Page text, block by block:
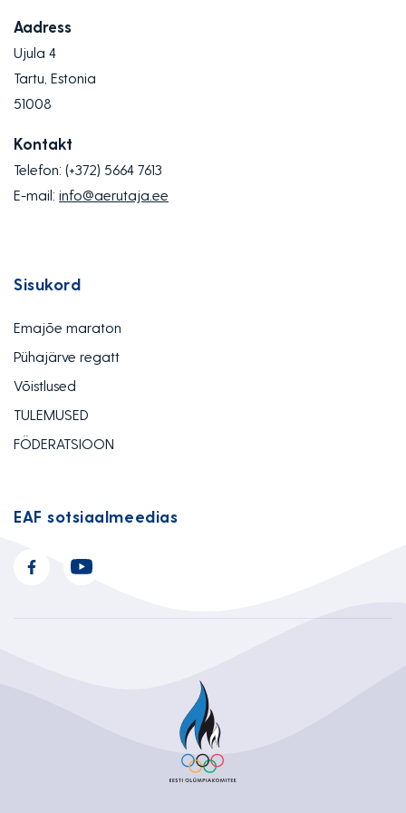
Aadress
Ujula 4
Tartu, Estonia
51008
Kontakt
Telefon: (+372) 5664 7613
E-mail: info@aerutaja.ee
Sisukord
Emajõe maraton
Pühajärve regatt
Võistlused
TULEMUSED
FÖDERATSIOON
EAF sotsiaalmeedias